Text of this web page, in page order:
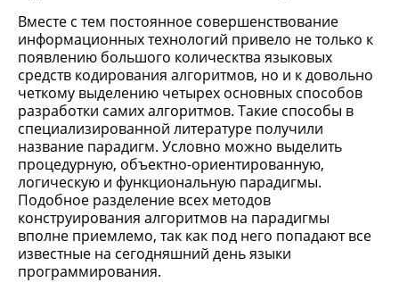
Вместе с тем постоянное совершенствование
информационных технологий привело не только к
появлению большого колическтва языковых
средств кодирования алгоритмов, но и к довольно
четкому выделению четырех основных способов
разработки самих алгоритмов. Такие способы в
специализированной литературе получили
название парадигм. Условно можно выделить
процедурную, объектно-ориентированную,
логическую и функциональную парадигмы.
Подобное разделение всех методов
конструирования алгоритмов на парадигмы
вполне приемлемо, так как под него попадают все
известные на сегодняшний день языки
программирования.